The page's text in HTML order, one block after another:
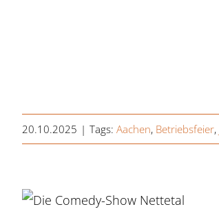
20.10.2025 | Tags: Aachen, Betriebsfeier,